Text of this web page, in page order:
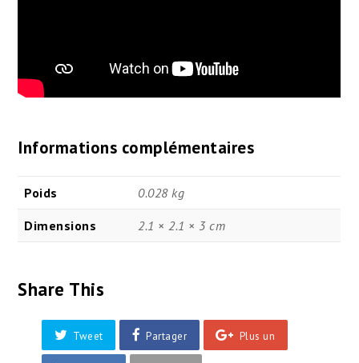
Informations complémentaires
Poids 0.028 kg
Dimensions 2.1 × 2.1 × 3 cm
Share This
Tweet Partager Plus un